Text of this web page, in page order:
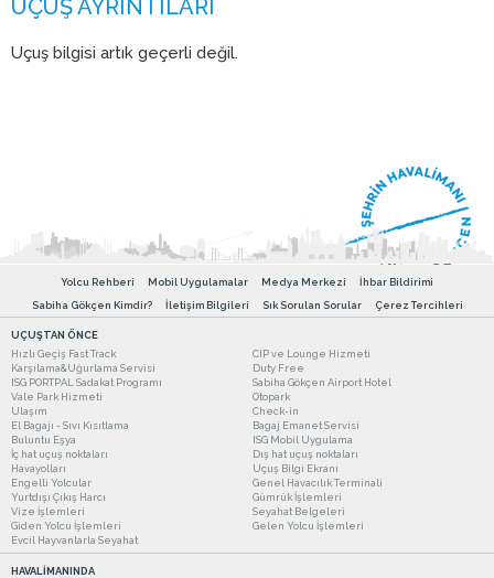
Uçuş bilgisi artık geçerli değil.
Yolcu Rehberi Mobil Uygulamalar Medya Merkezi
İhbar Bildirimi
Sabiha Gökçen Kimdir?
İletişim Bilgileri Sık Sorulan Sorular Çerez Tercihleri
UÇUŞTAN ÖNCE
Hızlı Geçiş Fast Track
CIP ve Lounge Hizmeti
Karşılama&Uğurlama Servisi
Duty Free
ISG PORTPAL Sadakat Programı
Sabiha Gökçen Airport Hotel
Vale Park Hizmeti
Otopark
Ulaşım
Check-in
El Bagajı - Sıvı Kısıtlama
Bagaj Emanet Servisi
Buluntu Eşya
ISG Mobil Uygulama
İç hat uçuş noktaları
Dış hat uçuş noktaları
Havayolları
Uçuş Bilgi Ekranı
Engelli Yolcular
Genel Havacılık Terminali
Yurtdışı Çıkış Harcı
Gümrük İşlemleri
Vize İşlemleri
Seyahat Belgeleri
Giden Yolcu İşlemleri
Gelen Yolcu İşlemleri
Evcil Hayvanlarla Seyahat
HAVALİMANINDA